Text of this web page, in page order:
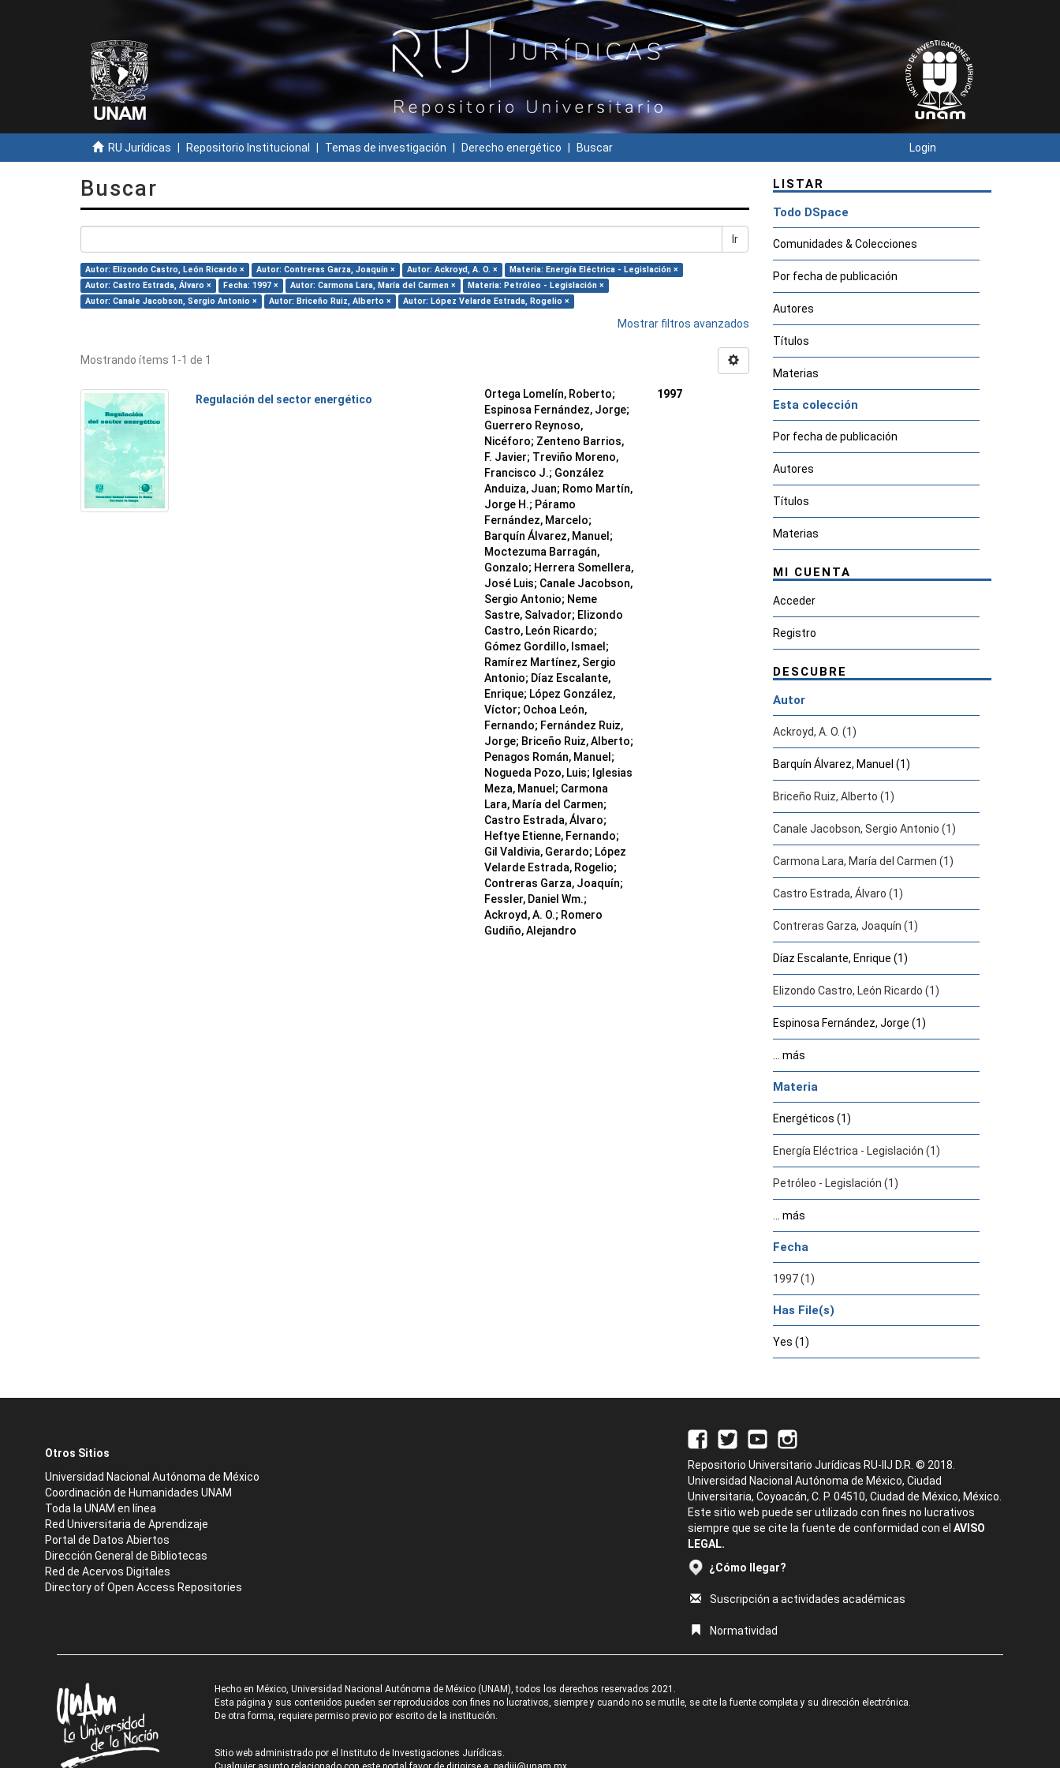
RU Jurídicas Repositorio Institucional Temas de investigación Derecho energético Buscar Login
Buscar
Ir
Autor: Elizondo Castro, León Ricardo × Autor: Contreras Garza, Joaquín × Autor: Ackroyd, A. O. ×
Materia: Energía Eléctrica - Legislación ×
Autor: Castro Estrada, Álvaro ×
Fecha: 1997 × Autor: Carmona Lara, María del Carmen ×
Materia: Petróleo - Legislación ×
Autor: Canale Jacobson, Sergio Antonio ×
Autor: Briceño Ruiz, Alberto × Autor: López Velarde Estrada, Rogelio ×
Mostrar filtros avanzados
Mostrando ítems 1-1 de 1
Regulación del sector energético
Ortega Lomelín, Roberto;
Espinosa Fernández, Jorge;
Guerrero Reynoso,
Nicéforo; Zenteno Barrios,
F. Javier; Treviño Moreno,
Francisco J.; González
Anduiza, Juan; Romo Martín,
Jorge H.; Páramo
Fernández, Marcelo;
Barquín Álvarez, Manuel;
Moctezuma Barragán,
Gonzalo; Herrera Somellera,
José Luis; Canale Jacobson,
Sergio Antonio; Neme
Sastre, Salvador; Elizondo
Castro, León Ricardo;
Gómez Gordillo, Ismael;
Ramírez Martínez, Sergio
Antonio; Díaz Escalante,
Enrique; López González,
Víctor; Ochoa León,
Fernando; Fernández Ruiz,
Jorge; Briceño Ruiz, Alberto;
Penagos Román, Manuel;
Nogueda Pozo, Luis; Iglesias
Meza, Manuel; Carmona
Lara, María del Carmen;
Castro Estrada, Álvaro;
Heftye Etienne, Fernando;
Gil Valdivia, Gerardo; López
Velarde Estrada, Rogelio;
Contreras Garza, Joaquín;
Fessler, Daniel Wm.;
Ackroyd, A. O.; Romero
Gudiño, Alejandro
1997
LISTAR
Todo DSpace
Comunidades & Colecciones
Por fecha de publicación
Autores
Títulos
Materias
Esta colección
Por fecha de publicación
Autores
Títulos
Materias
MI CUENTA
Acceder
Registro
DESCUBRE
Autor
Ackroyd, A. O. (1)
Barquín Álvarez, Manuel (1)
Briceño Ruiz, Alberto (1)
Canale Jacobson, Sergio Antonio (1)
Carmona Lara, María del Carmen (1)
Castro Estrada, Álvaro (1)
Contreras Garza, Joaquín (1)
Díaz Escalante, Enrique (1)
Elizondo Castro, León Ricardo (1)
Espinosa Fernández, Jorge (1)
... más
Materia
Energéticos (1)
Energía Eléctrica - Legislación (1)
Petróleo - Legislación (1)
... más
Fecha
1997 (1)
Has File(s)
Yes (1)
Otros Sitios
Universidad Nacional Autónoma de México
Coordinación de Humanidades UNAM
Toda la UNAM en línea
Red Universitaria de Aprendizaje
Portal de Datos Abiertos
Dirección General de Bibliotecas
Red de Acervos Digitales
Directory of Open Access Repositories
Repositorio Universitario Jurídicas RU-IIJ D.R. © 2018.
Universidad Nacional Autónoma de México, Ciudad
Universitaria, Coyoacán, C. P. 04510, Ciudad de México, México.
Este sitio web puede ser utilizado con fines no lucrativos
siempre que se cite la fuente de conformidad con el AVISO
LEGAL.
¿Cómo llegar?
Suscripción a actividades académicas
Normatividad
Hecho en México, Universidad Nacional Autónoma de México (UNAM), todos los derechos reservados 2021.
Esta página y sus contenidos pueden ser reproducidos con fines no lucrativos, siempre y cuando no se mutile, se cite la fuente completa y su dirección electrónica.
De otra forma, requiere permiso previo por escrito de la institución.
Sitio web administrado por el Instituto de Investigaciones Jurídicas.